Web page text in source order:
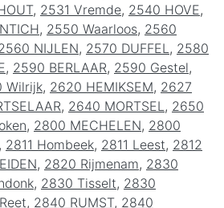
, 2531 Vremde, 2540 HOVE,
, 2550 Waarloos, 2560
NIJLEN, 2570 DUFFEL , 2580
, 2590 BERLAAR, 2590 Gestel,
Wilrijk, 2620 HEMIKSEM, 2627
, 2640 MORTSEL , 2650
, 2800 MECHELEN, 2800
, 2811 Hombeek, 2811 Leest, 2812
, 2820 Rijmenam, 2830
, 2830 Tisselt, 2830
, 2840 RUMST, 2840